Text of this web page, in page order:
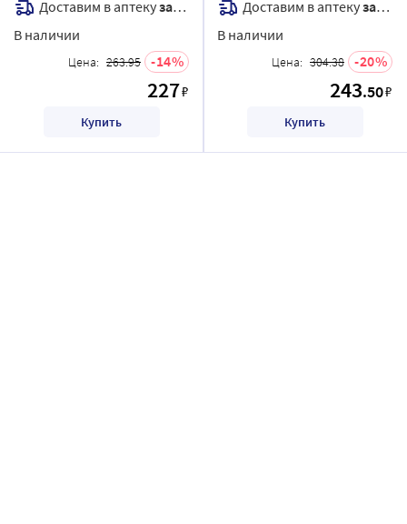
Доставим в аптекузавтра
В наличии
Цена: 263.95 14
227₽
Купить
Доставим в аптекузавтра
В наличии
Цена: 304.38 20
243.50₽
Купить